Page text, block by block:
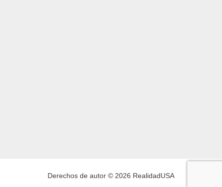
Derechos de autor © 2026 RealidadUSA